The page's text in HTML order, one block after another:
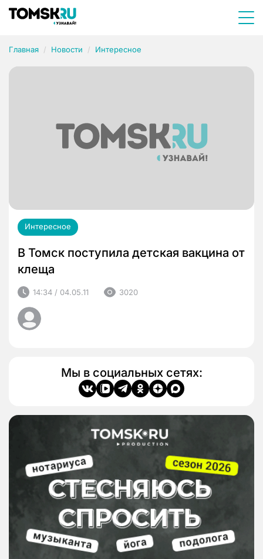
Главная Новости Интересное
Интересное
В Томск поступила детская вакцина от
клеща
14:34 / 04.05.11 3020
Мы в социальных сетях: